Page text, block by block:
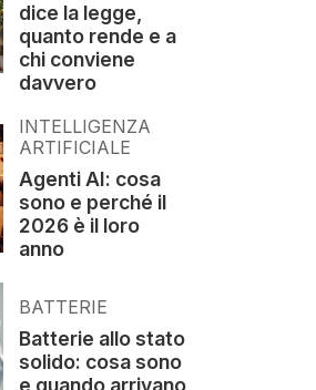
dice la legge,
quanto rende e a
chi conviene
davvero
INTELLIGENZA
ARTIFICIALE
Agenti AI: cosa
sono e perché il
2026 è il loro
anno
BATTERIE
Batterie allo stato
solido: cosa sono
e quando arrivano